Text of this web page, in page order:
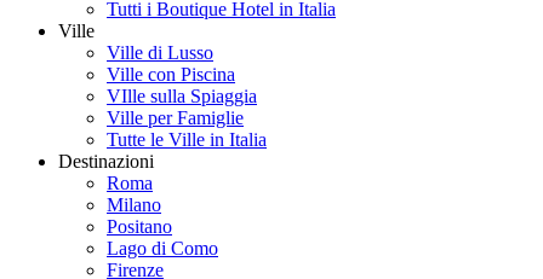
Tutti i Boutique Hotel in Italia
Ville
Ville di Lusso
Ville con Piscina
VIlle sulla Spiaggia
Ville per Famiglie
Tutte le Ville in Italia
Destinazioni
Roma
Milano
Positano
Lago di Como
Firenze